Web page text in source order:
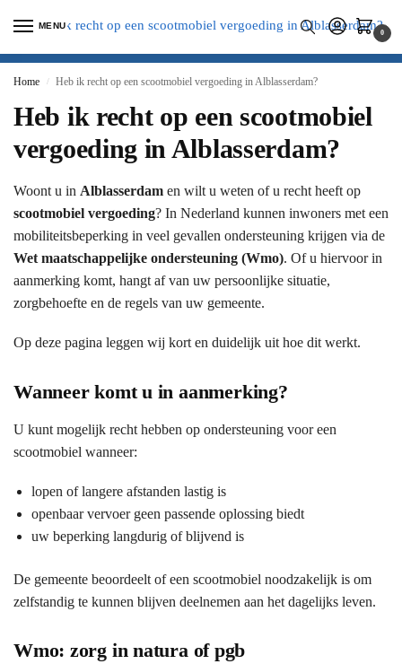
MENU
0
Home / Heb ik recht op een scootmobiel vergoeding in Alblasserdam?
Heb ik recht op een scootmobiel
vergoeding in Alblasserdam?
Woont u in Alblasserdam en wilt u weten of u recht heeft op
scootmobiel vergoeding? In Nederland kunnen inwoners met een
mobiliteitsbeperking in veel gevallen ondersteuning krijgen via de
Wet maatschappelijke ondersteuning (Wmo). Of u hiervoor in
aanmerking komt, hangt af van uw persoonlijke situatie,
zorgbehoefte en de regels van uw gemeente.
Op deze pagina leggen wij kort en duidelijk uit hoe dit werkt.
Wanneer komt u in aanmerking?
U kunt mogelijk recht hebben op ondersteuning voor een
scootmobiel wanneer:
lopen of langere afstanden lastig is
openbaar vervoer geen passende oplossing biedt
uw beperking langdurig of blijvend is
De gemeente beoordeelt of een scootmobiel noodzakelijk is om
zelfstandig te kunnen blijven deelnemen aan het dagelijks leven.
Wmo: zorg in natura of pgb